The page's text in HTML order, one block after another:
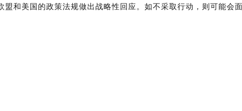
和美国的政策法规做出战略性回应。如不采取行动，则可能会